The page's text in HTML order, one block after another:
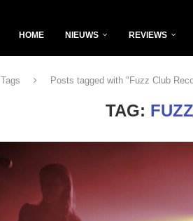
HOME NIEUWS REVIEWS
Tags Posts tagged with "Fuzz Club
TAG: